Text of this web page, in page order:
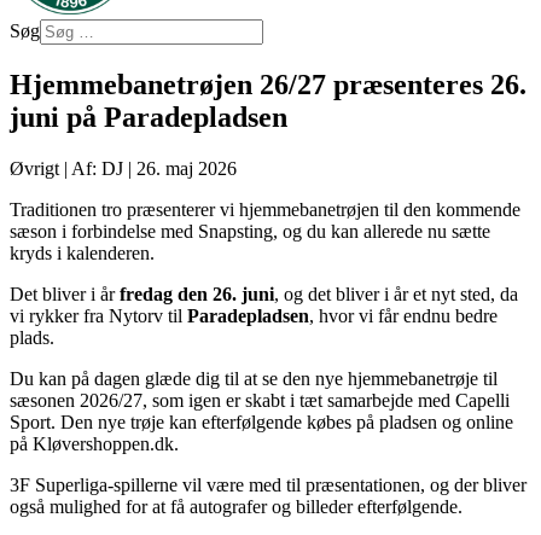
Søg
Hjemmebanetrøjen 26/27 præsenteres 26.
juni på Paradepladsen
Øvrigt | Af: DJ | 26. maj 2026
Traditionen tro præsenterer vi hjemmebanetrøjen til den kommende
sæson i forbindelse med Snapsting, og du kan allerede nu sætte
kryds i kalenderen.
Det bliver i årfredag den 26. juni, og det bliver i år et nyt sted, da
vi rykker fra Nytorv til Paradepladsen, hvor vi får endnu bedre
plads.
Du kan på dagen glæde dig til at se den nye hjemmebanetrøje til
sæsonen 2026/27, som igen er skabt i tæt samarbejde med Capelli
Sport. Den nye trøje kan efterfølgende købes på pladsen og online
på Kløvershoppen.dk.
3F Superliga-spillerne vil være med til præsentationen, og der bliver
også mulighed for at få autografer og billeder efterfølgende.